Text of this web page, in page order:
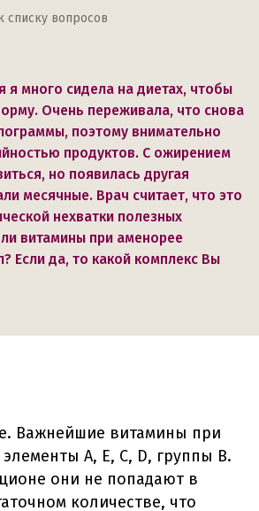
списку вопросов
я много сидела на диетах, чтобы
Очень переживала, что снова
поэтому внимательно
продуктов. С ожирением
но появилась другая
месячные. Врач считает, что это
нехватки полезных
витамины при аменорее
Если да, то какой комплекс Вы
Важнейшие витамины при
А, Е, С, D, группы В.
они не попадают в
количестве, что